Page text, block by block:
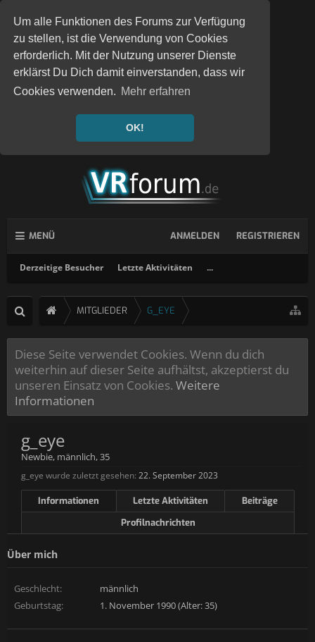
Um alle Funktionen des Forums zur Verfügung
zu stellen, ist die Verwendung von Cookies
erforderlich. Mit der Nutzung unserer Dienste
erklärst Du Dich damit einverstanden, dass wir
Cookies verwenden. Mehr erfahren
OK!
MENÜ
Derzeitige Besucher Letzte Aktivitäten ...
ANMELDEN REGISTRIEREN
MITGLIEDER G_EYE
Diese Seite verwendet Cookies. Wenn du dich
weiterhin auf dieser Seite aufhältst, akzeptierst du
unseren Einsatz von Cookies. Weitere
Informationen
g_eye
Newbie, männlich, 35
g_eye wurde zuletzt gesehen: 22. September 2023
Informationen Letzte Aktivitäten
Beiträge
Profilnachrichten
Über mich
Geschlecht:
männlich
Geburtstag:
1. November 1990 (Alter: 35)